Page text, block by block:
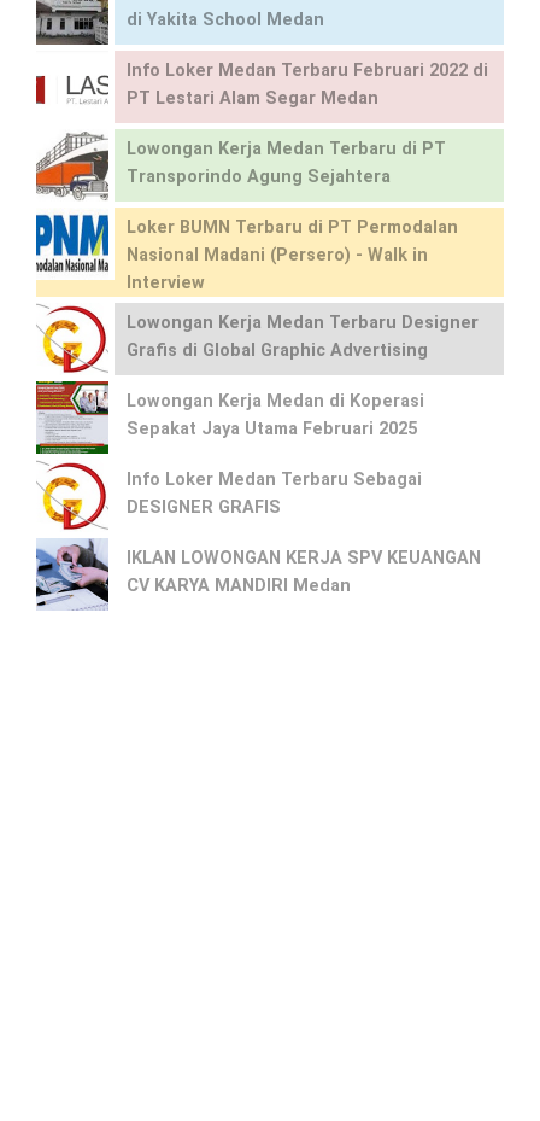
di Yakita School Medan
Info Loker Medan Terbaru Februari 2022 di
PT Lestari Alam Segar Medan
Lowongan Kerja Medan Terbaru di PT
Transporindo Agung Sejahtera
Loker BUMN Terbaru di PT Permodalan
Nasional Madani (Persero) - Walk in
Interview
Lowongan Kerja Medan Terbaru Designer
Grafis di Global Graphic Advertising
Lowongan Kerja Medan di Koperasi
Sepakat Jaya Utama Februari 2025
Info Loker Medan Terbaru Sebagai
DESIGNER GRAFIS
IKLAN LOWONGAN KERJA SPV KEUANGAN
CV KARYA MANDIRI Medan